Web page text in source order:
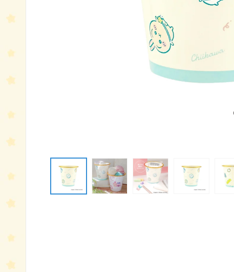
ー